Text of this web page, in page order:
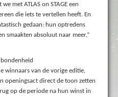
met ATLAS on STAGE een
die iets te vertellen heeft. En
gedaan: hun optredens
smaakten absoluut naar meer,”
winnaars van de vorige editie,
openingsact direct de toon zetten
op de periode na hun winst in